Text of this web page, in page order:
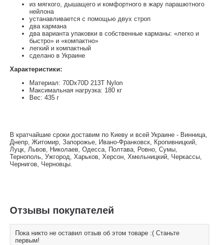
из мягкого, дышащего и комфортного в жару парашютного
нейлона
устанавливается с помощью двух строп
два кармана
два варианта упаковки в собственные карманы: «легко и
быстро» и «компактно»
легкий и компактный
сделано в Украине
Характеристики:
Материал: 70Dх70D 213T Nylon
Максимальная нагрузка: 180 кг
Вес: 435 г
В кратчайшие сроки доставим по Киеву и всей Украине - Винница,
Днепр, Житомир, Запорожье, Ивано-Франковск, Кропивницкий,
Луцк, Львов, Николаев, Одесса, Полтава, Ровно, Сумы,
Тернополь, Ужгород, Харьков, Херсон, Хмельницкий, Черкассы,
Чернигов, Черновцы.
Отзывы покупателей
Пока никто не оставил отзыв об этом товаре :( Станьте
первым!